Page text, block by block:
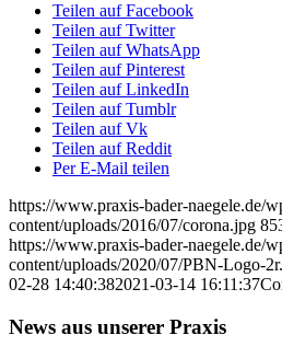
Teilen auf Facebook
Teilen auf Twitter
Teilen auf WhatsApp
Teilen auf Pinterest
Teilen auf LinkedIn
Teilen auf Tumblr
Teilen auf Vk
Teilen auf Reddit
Per E-Mail teilen
https://www.praxis-bader-naegele.de/
content/uploads/2016/07/corona.jpg
https://www.praxis-bader-naegele.de/
content/uploads/2020/07/PBN-Logo-
02-28 14:40:382021-03-14 16:11:37
News aus unserer Praxis